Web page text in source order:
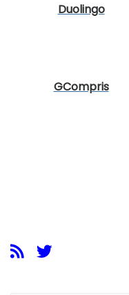
Duolingo
GCompris